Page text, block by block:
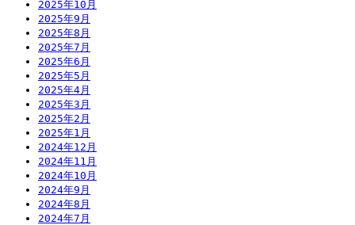
2025年10月
2025年9月
2025年8月
2025年7月
2025年6月
2025年5月
2025年4月
2025年3月
2025年2月
2025年1月
2024年12月
2024年11月
2024年10月
2024年9月
2024年8月
2024年7月